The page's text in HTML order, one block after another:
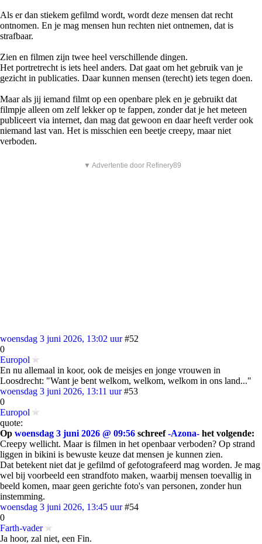
Als er dan stiekem gefilmd wordt, wordt deze mensen dat recht
ontnomen. En je mag mensen hun rechten niet ontnemen, dat is
strafbaar.
Zien en filmen zijn twee heel verschillende dingen.
Het portretrecht is iets heel anders. Dat gaat om het gebruik van je
gezicht in publicaties. Daar kunnen mensen (terecht) iets tegen doen.
Maar als jij iemand filmt op een openbare plek en je gebruikt dat
filmpje alleen om zelf lekker op te fappen, zonder dat je het meteen
publiceert via internet, dan mag dat gewoon en daar heeft verder ook
niemand last van. Het is misschien een beetje creepy, maar niet
verboden.
▼ Advertentie door Refinery89
woensdag 3 juni 2026, 13:02 uur #52
0
Europol
En nu allemaal in koor, ook de meisjes en jonge vrouwen in
Loosdrecht: "Want je bent welkom, welkom, welkom in ons land..."
woensdag 3 juni 2026, 13:11 uur #53
0
Europol
quote:
Op woensdag 3 juni 2026 @ 09:56 schreef-Azona- het volgende:
Creepy wellicht. Maar is filmen in het openbaar verboden? Op strand
liggen in bikini is bewuste keuze dat mensen je kunnen zien.
Dat betekent niet dat je gefilmd of gefotografeerd mag worden. Je mag
wel bij voorbeeld een strandfoto maken, waarbij mensen toevallig in
beeld komen, maar geen gerichte foto's van personen, zonder hun
instemming.
woensdag 3 juni 2026, 13:45 uur #54
0
Farth-vader
Ja hoor, zal niet, een Fin.